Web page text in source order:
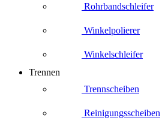
Rohrbandschleifer
Winkelpolierer
Winkelschleifer
Trennen
Trennscheiben
Reinigungsscheiben